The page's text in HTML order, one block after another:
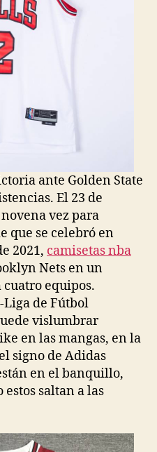
ante Golden State
El 23 de
vez para
que se celebró en
2021, camisetas nba
Nets en un
equipos.
de Fútbol
vislumbrar
en las mangas, en la
signo de Adidas
en el banquillo,
estos saltan a las